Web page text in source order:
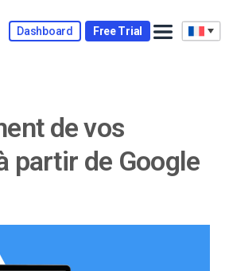
Dashboard Free Trial
de vos
partir de Google